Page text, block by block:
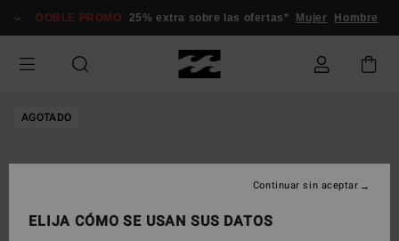
información
DOBLE PROMO 25% extra sobre las ofertas* Mujer Hombre
AGOTADO
ELIJA CÓMO SE USAN SUS DATOS
Continuar sin aceptar